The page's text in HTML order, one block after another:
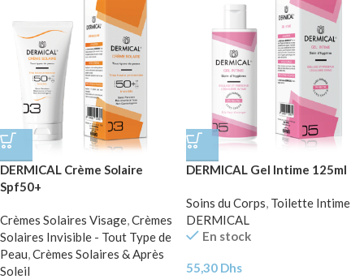
DERMICAL Crème Solaire
Spf50+
Crèmes Solaires Visage,Crèmes
Solaires Invisible - Tout Type de
Peau,Crèmes Solaires & Après
Soleil
DERMICAL Gel Intime 125ml
Soins du Corps, Toilette Intime
DERMICAL
En stock
55,30 Dhs